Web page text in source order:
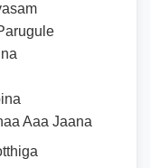
Aaa Jaana